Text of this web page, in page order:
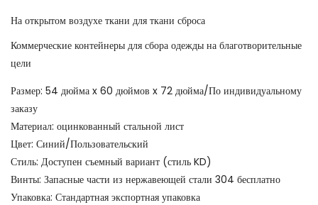
На открытом воздухе ткани для ткани сброса
Коммерческие контейнеры для сбора одежды на благотворительные
цели
Размер: 54 дюйма x 60 дюймов x 72 дюйма/По индивидуальному
заказу
Материал: оцинкованный стальной лист
Цвет: Синий/Пользовательский
Стиль: Доступен съемный вариант (стиль KD)
Винты: Запасные части из нержавеющей стали 304 бесплатно
Упаковка: Стандартная экспортная упаковка